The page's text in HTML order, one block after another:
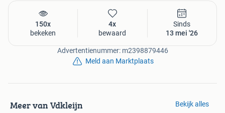
150x
bekeken
4x
bewaard
Sinds
13 mei '26
Advertentienummer: m2398879446
Meld aan Marktplaats
Meer van Vdkleijn Bekijk alles